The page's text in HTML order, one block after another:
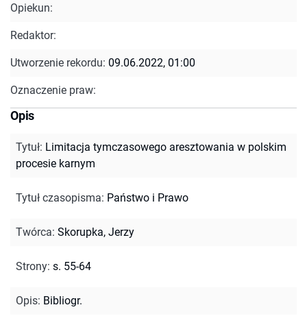
Opiekun:
Redaktor:
Utworzenie rekordu: 09.06.2022, 01:00
Oznaczenie praw:
Opis
Tytuł: Limitacja tymczasowego aresztowania w polskim
procesie karnym
Tytuł czasopisma: Państwo i Prawo
Twórca: Skorupka, Jerzy
Strony: s. 55-64
Opis: Bibliogr.